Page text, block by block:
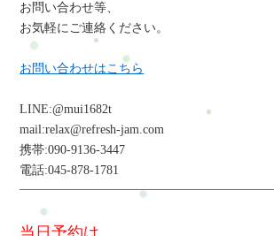
お問い合わせ等、
お気軽にご連絡ください。
お問い合わせはこちら
LINE:@mui1682t
mail:relax@refresh-jam.com
携帯:090-9136-3447
電話:045-878-1781